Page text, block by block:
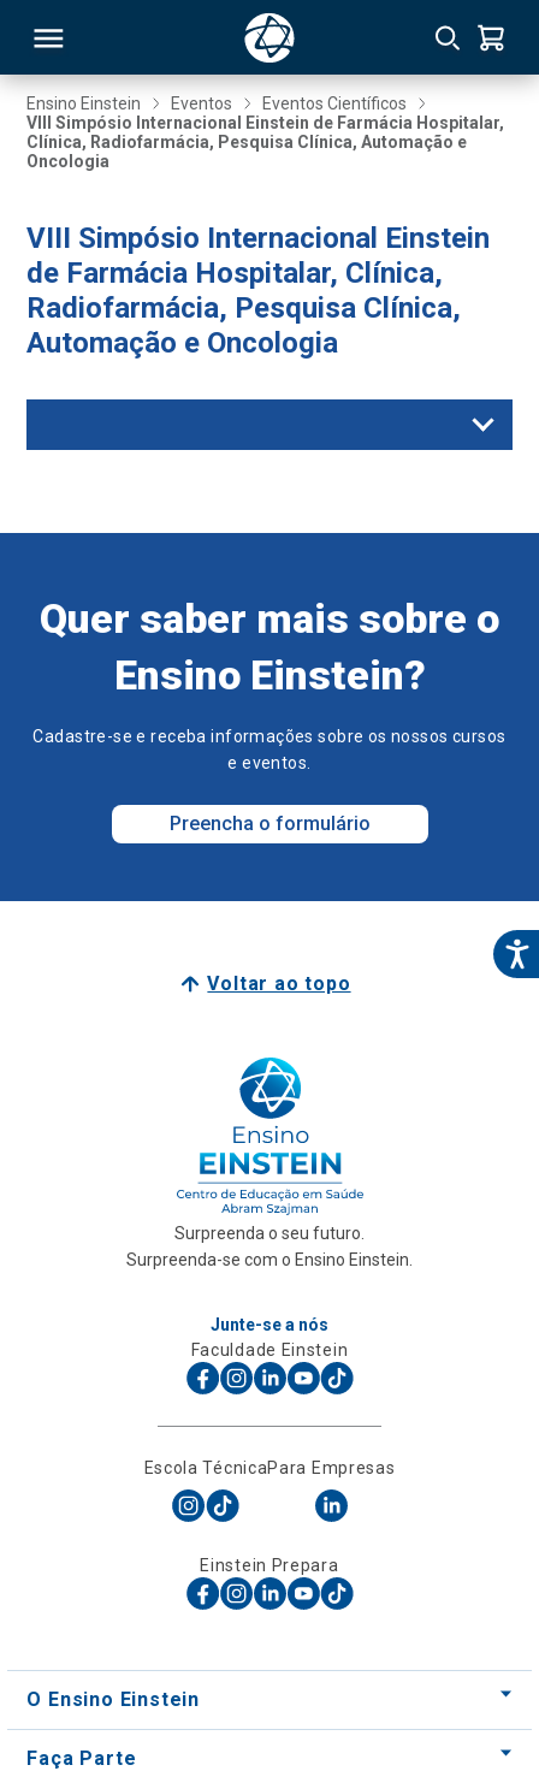
Ensino Einstein Eventos
Eventos Científicos
VIII Simpósio Internacional Einstein de Farmácia Hospitalar,
Clínica, Radiofarmácia, Pesquisa Clínica, Automação e
Oncologia
VIII Simpósio Internacional Einstein
de Farmácia Hospitalar, Clínica,
Radiofarmácia, Pesquisa Clínica,
Automação e Oncologia
Quer saber mais sobre o
Ensino Einstein?
Cadastre-se e receba informações sobre os nossos cursos
e eventos.
Preencha o formulário
Voltar ao topo
Surpreenda o seu futuro.
Surpreenda-se com o Ensino Einstein.
Junte-se a nós
Faculdade Einstein
Escola TécnicaPara Empresas
Einstein Prepara
O Ensino Einstein
Faça Parte